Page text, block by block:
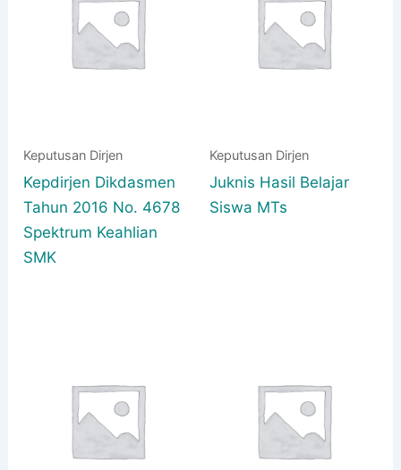
Keputusan Dirjen
Kepdirjen Dikdasmen
Tahun 2016 No. 4678
Spektrum Keahlian
SMK
Keputusan Dirjen
Juknis Hasil Belajar
Siswa MTs